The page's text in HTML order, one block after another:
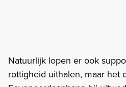
Natuurlijk lopen er ook
rottigheid uithalen, maar het